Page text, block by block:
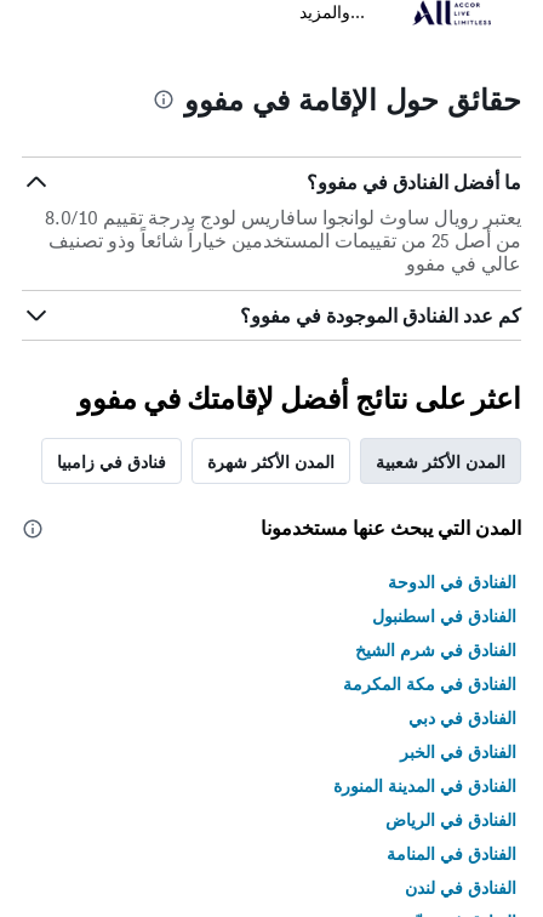
...والمزيد
حقائق حول الإقامة في مفوو
ما أفضل الفنادق في مفوو؟
يعتبر رويال ساوث لوانجوا سافاريس لودج بدرجة تقييم 8.0/10
من أصل 25 من تقييمات المستخدمين خياراً شائعاً وذو تصنيف
عالي في مفوو
كم عدد الفنادق الموجودة في مفوو؟
اعثر على نتائج أفضل لإقامتك في مفوو
المدن الأكثر شعبية المدن الأكثر شهرة فنادق في زامبيا
المدن التي يبحث عنها مستخدمونا
الفنادق في الدوحة
الفنادق في اسطنبول
الفنادق في شرم الشيخ
الفنادق في مكة المكرمة
الفنادق في دبي
الفنادق في الخبر
الفنادق في المدينة المنورة
الفنادق في الرياض
الفنادق في المنامة
الفنادق في لندن